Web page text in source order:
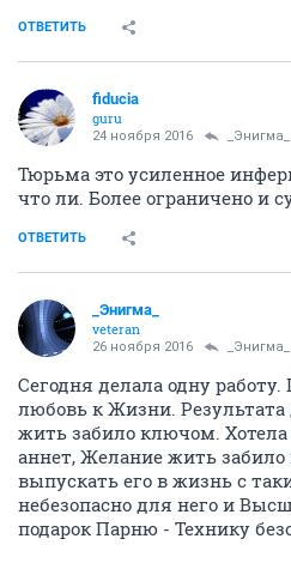
ОТВЕТИТЬ
fiducia
guru
24 ноября 2016 _Энигма_
Тюрьма это усиленное
что ли. Более ограничено и
ОТВЕТИТЬ
_Энигма_
veteran
26 ноября 2016 _Энигма_
Сегодня делала одну
любовь к Жизни.
жить забило ключом. Хотела
аннет, Желание жить забило
выпускать его в жизнь с
небезопасно для него и
подарок Парню - Технику